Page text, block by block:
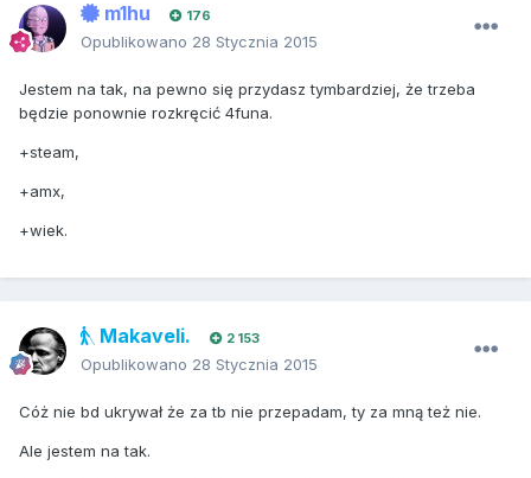
m1hu 176
Opublikowano 28 Stycznia 2015
Jestem na tak, na pewno się przydasz tymbardziej, że trzeba
będzie ponownie rozkręcić 4funa.
+steam,
+amx,
+wiek.
Makaveli. 2 153
Opublikowano 28 Stycznia 2015
Cóż nie bd ukrywał że za tb nie przepadam, ty za mną też nie.
Ale jestem na tak.